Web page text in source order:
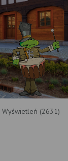
Wyświetleń (2631)